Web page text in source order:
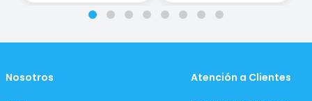
Nosotros Atención a Clientes